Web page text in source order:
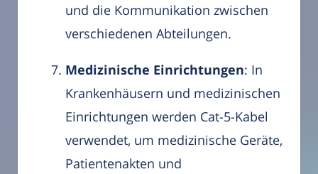
und die Kommunikation zwischen
verschiedenen Abteilungen.
Medizinische Einrichtungen: In
Krankenhäusern und medizinischen
Einrichtungen werden Cat-5-Kabel
verwendet, um medizinische Geräte,
Patientenakten und